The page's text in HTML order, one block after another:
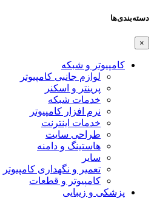
دسته‌بندی‌ها
×
کامپیوتر و شبکه
لوازم جانبی کامپیوتر
پرینتر و اسکنر
خدمات شبکه
نرم افزار کامپیوتر
خدمات اینترنت
طراحی سایت
هاستینگ و دامنه
سایر
تعمیر و نگهداری کامپیوتر
کامپیوتر و قطعات
پزشکی و زیبایی